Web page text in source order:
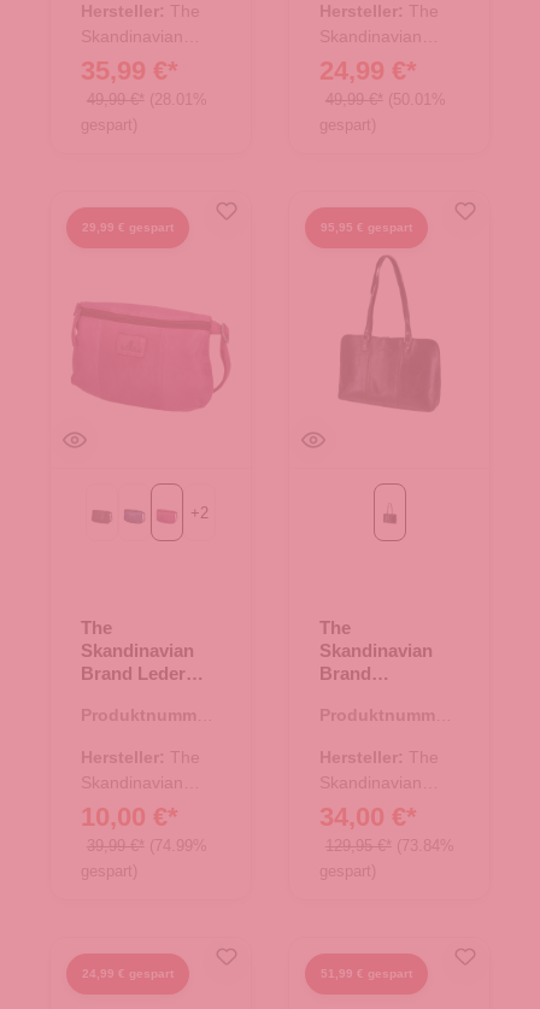
Hersteller: The
Skandinavian
Brand
35,99 €*
49,99 €* (28.01%
gespart)
Hersteller: The
Skandinavian
Brand
24,99 €*
49,99 €* (50.01%
gespart)
29,99 € gespart
BlackBluePurple
+2
The
Skandinavian
Brand Leder
- Purple
Produktnummer:
Hersteller: The
Skandinavian
Brand
10,00 €*
39,99 €* (74.99%
gespart)
95,95 € gespart
schwarz
The
Skandinavian
Brand
- schwarz
Produktnummer:
Hersteller: The
Skandinavian
Brand
34,00 €*
129,95 €* (73.84%
gespart)
24,99 € gespart 51,99 € gespart